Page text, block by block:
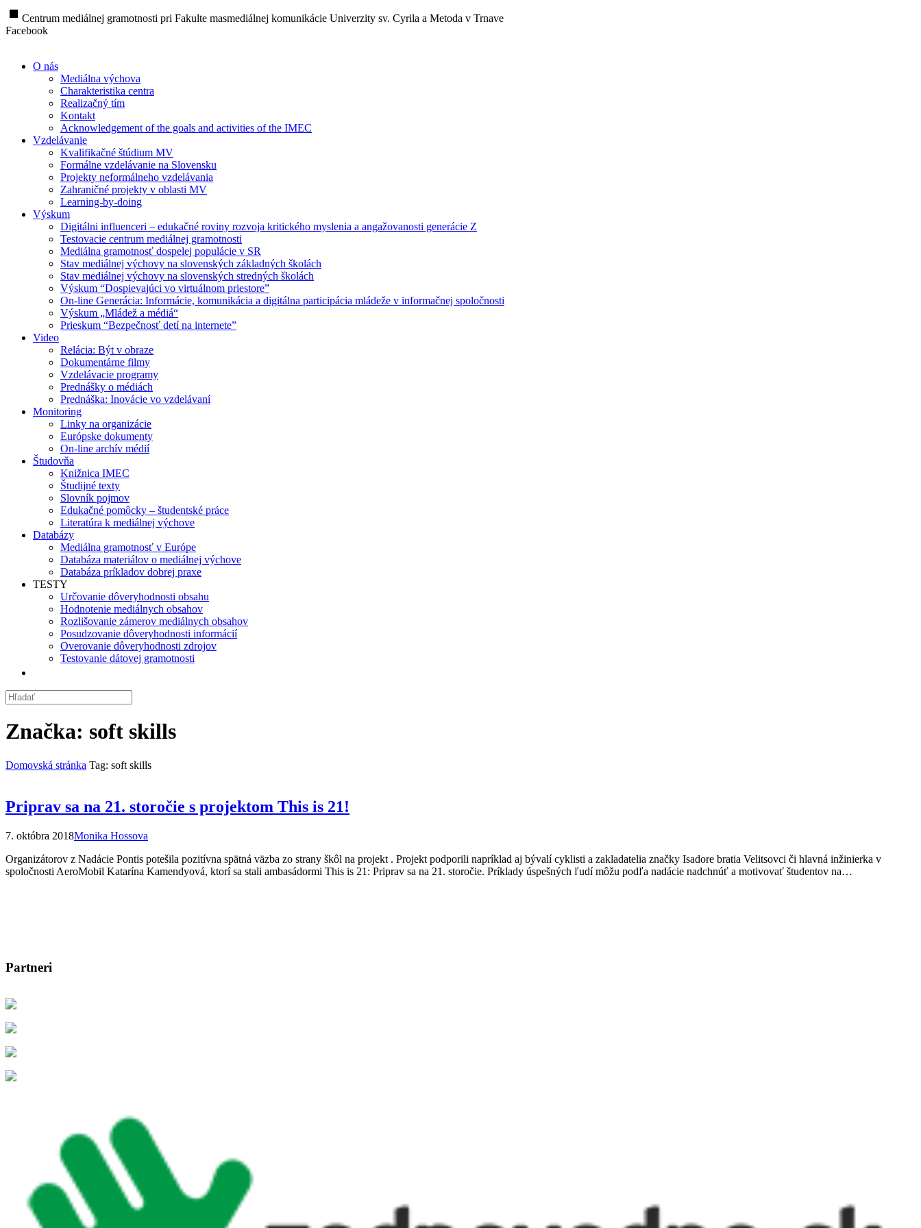
stop Centrum mediálnej gramotnosti pri Fakulte masmediálnej komunikácie Univerzity sv. Cyrila a Metoda v Trnave
Facebook
O nás
Mediálna výchova
Charakteristika centra
Realizačný tím
Kontakt
Acknowledgement of the goals and activities of the IMEC
Vzdelávanie
Kvalifikačné štúdium MV
Formálne vzdelávanie na Slovensku
Projekty neformálneho vzdelávania
Zahraničné projekty v oblasti MV
Learning-by-doing
Výskum
Digitálni influenceri – edukačné roviny rozvoja kritického myslenia a angažovanosti generácie Z
Testovacie centrum mediálnej gramotnosti
Mediálna gramotnosť dospelej populácie v SR
Stav mediálnej výchovy na slovenských základných školách
Stav mediálnej výchovy na slovenských stredných školách
Výskum “Dospievajúci vo virtuálnom priestore”
On-line Generácia: Informácie, komunikácia a digitálna participácia mládeže v informačnej spoločnosti
Výskum „Mládež a médiá“
Prieskum “Bezpečnosť detí na internete”
Video
Relácia: Být v obraze
Dokumentárne filmy
Vzdelávacie programy
Prednášky o médiách
Prednáška: Inovácie vo vzdelávaní
Monitoring
Linky na organizácie
Európske dokumenty
On-line archív médií
Študovňa
Knižnica IMEC
Študijné texty
Slovník pojmov
Edukačné pomôcky – študentské práce
Literatúra k mediálnej výchove
Databázy
Mediálna gramotnosť v Európe
Databáza materiálov o mediálnej výchove
Databáza príkladov dobrej praxe
TESTY
Určovanie dôveryhodnosti obsahu
Hodnotenie mediálnych obsahov
Rozlišovanie zámerov mediálnych obsahov
Posudzovanie dôveryhodnosti informácií
Overovanie dôveryhodnosti zdrojov
Testovanie dátovej gramotnosti
Značka: soft skills
Domovská stránka Tag: soft skills
Priprav sa na 21. storočie s projektom This is 21!
7. októbra 2018Monika Hossova
Organizátorov z Nadácie Pontis potešila pozitívna spätná väzba zo strany škôl na projekt . Projekt podporili napríklad aj bývalí cyklisti a zakladatelia značky Isadore bratia Velitsovci či hlavná inžinierka v
spoločnosti AeroMobil Katarína Kamendyová, ktorí sa stali ambasádormi This is 21: Priprav sa na 21. storočie. Príklady úspešných ľudí môžu podľa nadácie nadchnúť a motivovať študentov na…
Partneri